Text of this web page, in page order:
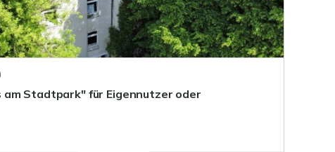
am Stadtpark" für Eigennutzer oder